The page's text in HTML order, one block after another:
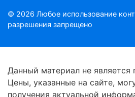
© 2026 Любое использование
разрешения запрещено
Данный материал не является
Цены, указанные на сайте,
получения актуальной